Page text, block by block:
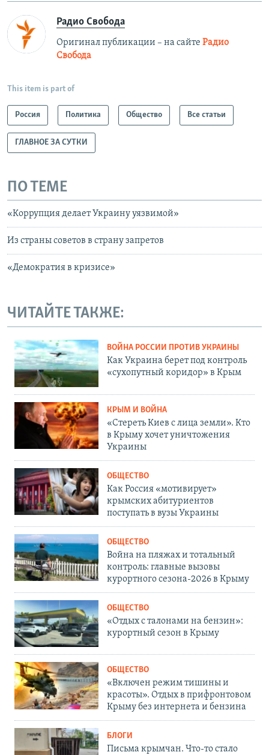
Радио Свобода
Оригинал публикации – на сайте Радио
Свобода
This item is part of
Россия Политика Общество Все статьи
ГЛАВНОЕ ЗА СУТКИ
ПО ТЕМЕ
«Коррупция делает Украину уязвимой»
Из страны советов в страну запретов
«Демократия в кризисе»
ЧИТАЙТЕ ТАКЖЕ:
ВОЙНА РОССИИ ПРОТИВ УКРАИНЫ
Как Украина берет под контроль
«сухопутный коридор» в Крым
КРЫМ И ВОЙНА
«Стереть Киев с лица земли». Кто
в Крыму хочет уничтожения
Украины
ОБЩЕСТВО
Как Россия «мотивирует»
крымских абитуриентов
поступать в вузы Украины
ОБЩЕСТВО
Война на пляжах и тотальный
контроль: главные вызовы
курортного сезона-2026 в Крыму
ОБЩЕСТВО
«Отдых с талонами на бензин»:
курортный сезон в Крыму
ОБЩЕСТВО
«Включен режим тишины и
красоты». Отдых в прифронтовом
Крыму без интернета и бензина
БЛОГИ
Письма крымчан. Что-то стало